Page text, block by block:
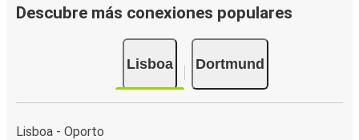
Descubre más conexiones populares
Lisboa Dortmund
Lisboa - Oporto